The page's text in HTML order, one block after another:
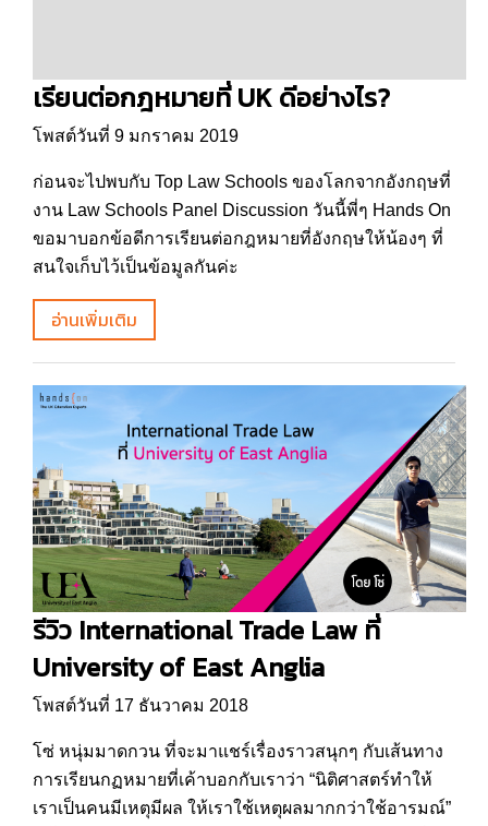
เรียนต่อกฎหมายที่ UK ดีอย่างไร?
โพสต์วันที่ 9 มกราคม 2019
ก่อนจะไปพบกับ Top Law Schools ของโลกจากอังกฤษที่
งาน Law Schools Panel Discussion วันนี้พี่ๆ Hands On
ขอมาบอกข้อดีการเรียนต่อกฎหมายที่อังกฤษให้น้องๆ ที่
สนใจเก็บไว้เป็นข้อมูลกันค่ะ
อ่านเพิ่มเติม
รีวิว International Trade Law ที่
University of East Anglia
โพสต์วันที่ 17 ธันวาคม 2018
โซ่ หนุ่มมาดกวน ที่จะมาแชร์เรื่องราวสนุกๆ กับเส้นทาง
การเรียนกฏหมายที่เค้าบอกกับเราว่า “นิติศาสตร์ทำให้
เราเป็นคนมีเหตุมีผล ให้เราใช้เหตุผลมากกว่าใช้อารมณ์”